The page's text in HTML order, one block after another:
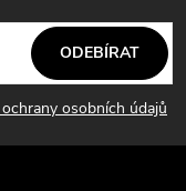
osobních údajů
ODEBÍRAT